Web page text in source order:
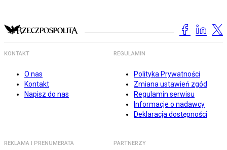
KONTAKT
O nas
Kontakt
Napisz do nas
REGULAMIN
Polityka Prywatności
Zmiana ustawień zgód
Regulamin serwisu
Informacje o nadawcy
Deklaracja dostępności
REKLAMA I PRENUMERATA PARTNERZY